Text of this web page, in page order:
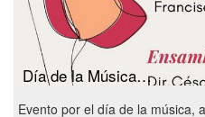
Día de la Música…
Evento por el día de la música,